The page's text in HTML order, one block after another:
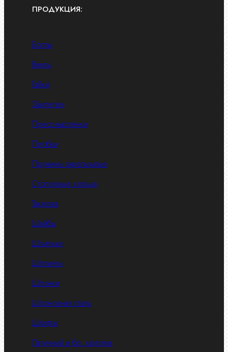
ПРОДУКЦИЯ:
Болты
Винты
Гайки
Заклепки
Пресс-масленки
Пробки
Пружины тарельчатые
Стопорные кольца
Такелаж
Шайбы
Шпильки
Шплинты
Шпонки
Шпоночная сталь
Штифты
Латунный и бр. крепеж